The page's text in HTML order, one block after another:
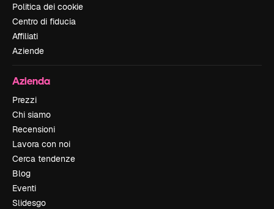
Politica dei cookie
Centro di fiducia
Affiliati
Aziende
Azienda
Prezzi
Chi siamo
Recensioni
Lavora con noi
Cerca tendenze
Blog
Eventi
Slidesgo